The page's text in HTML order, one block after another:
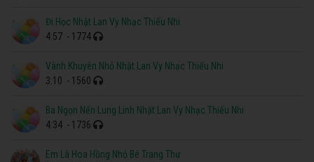
Đi Học Nhật Lan Vy Nhạc Thiếu Nhi
4:57 - 1774
Vành Khuyên Nhỏ Nhật Lan Vy Nhạc Thiếu Nhi
3:10 - 1560
Ba Ngọn Nến Lung Linh Nhật Lan Vy Nhạc Thiếu Nhi
4:34 - 1736
Em Là Hoa Hồng Nhỏ Bé Trang Thư